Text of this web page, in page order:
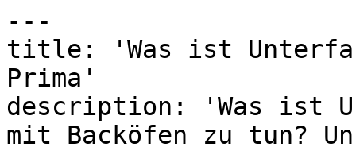
---
title: 'Was ist
Prima'
description: 'Was ist
mit Backöfen zu tun?